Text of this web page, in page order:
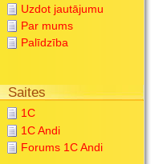
Uzdot jautājumu
Par mums
Palīdzība
Saites
1C
1C Andi
Forums 1C Andi